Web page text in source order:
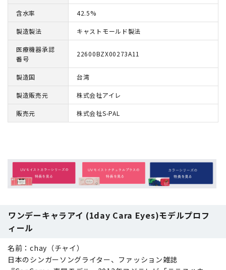
含水率 42.5%
製造製法 キャストモールド製法
医療機器承認
番号
22600BZX00273A11
製造国 台湾
製造販売元 株式会社アイレ
販売元 株式会社S-PAL
ワンデーキャラアイ (1day Cara Eyes)モデルプロフ
ィール
名前：chay（チャイ）
日本のシンガーソングライター、ファッション雑誌